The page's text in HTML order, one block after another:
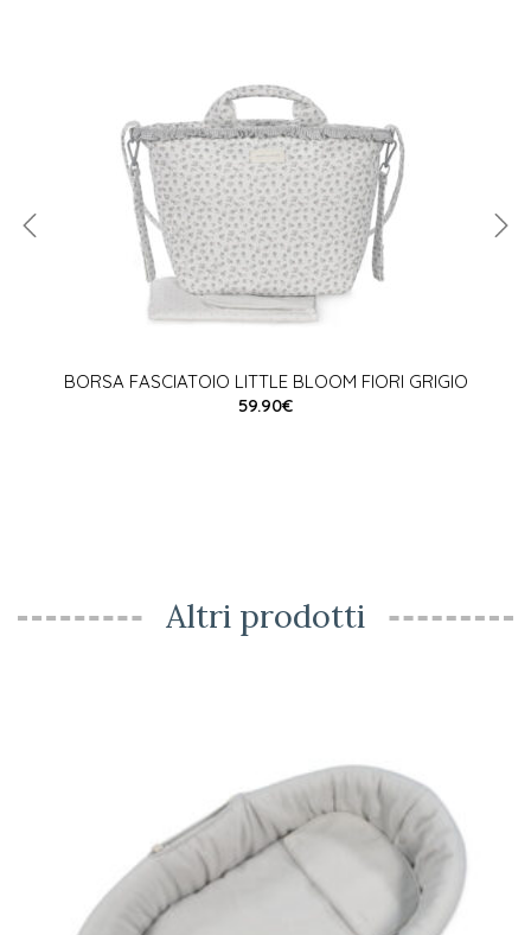
BORSA FASCIATOIO LITTLE BLOOM FIORI GRIGIO
59.90€
Altri prodotti